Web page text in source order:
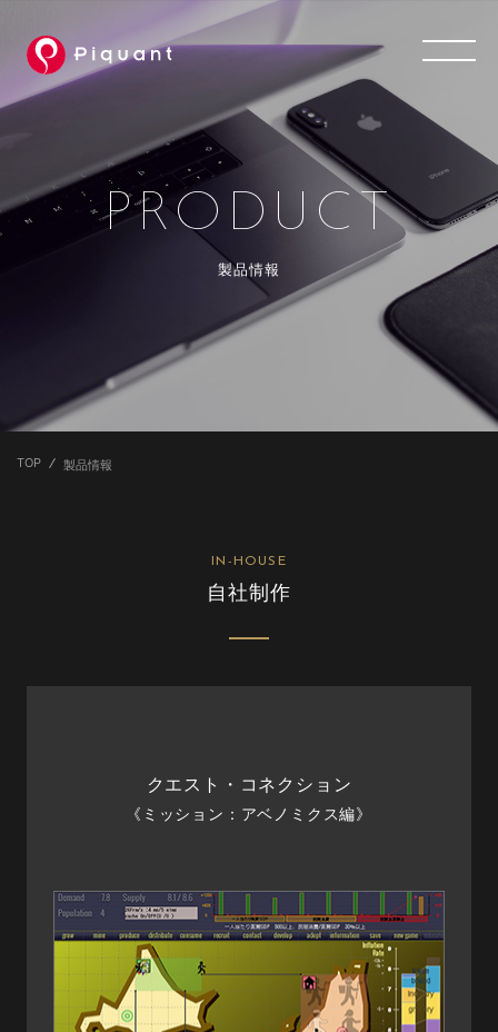
PRODUCT
製品情報
TOP 製品情報
IN-HOUSE
自社制作
クエスト・コネクション
《ミッション：アベノミクス編》